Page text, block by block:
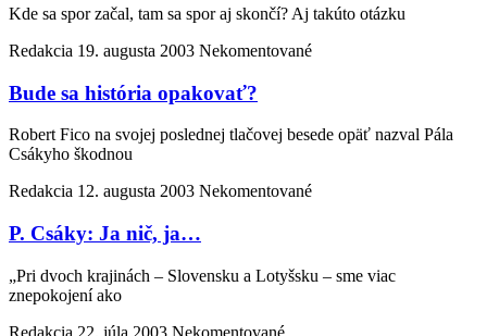
Kde sa spor začal, tam sa spor aj skončí? Aj takúto otázku
Redakcia 19. augusta 2003 Nekomentované
Bude sa história opakovať?
Robert Fico na svojej poslednej tlačovej besede opäť nazval Pála
Csákyho škodnou
Redakcia 12. augusta 2003 Nekomentované
P. Csáky: Ja nič, ja…
„Pri dvoch krajinách – Slovensku a Lotyšsku – sme viac
znepokojení ako
Redakcia 22. júla 2003 Nekomentované